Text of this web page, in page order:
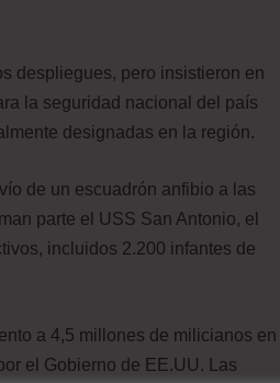
despliegues, pero insistieron en
la seguridad nacional del país
designadas en la región.
de un escuadrón anfibio a las
parte el USS San Antonio, el
incluidos 2.200 infantes de
a 4,5 millones de milicianos en
el Gobierno de EE.UU. Las